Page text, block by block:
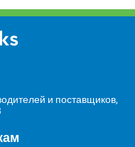
и поставщиков,